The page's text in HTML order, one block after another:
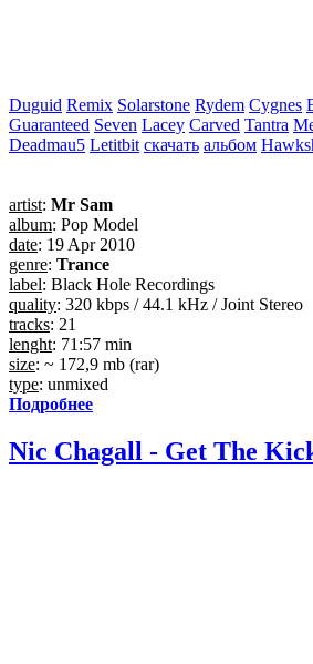
Duguid Remix Solarstone Rydem Cygnes
Guaranteed Seven Lacey Carved Tantra
Deadmau5 Letitbit скачать альбом
artist: Mr Sam
album: Pop Model
date: 19 Apr 2010
genre: Trance
label: Black Hole Recordings
quality: 320 kbps / 44.1 kHz / Joint Stereo
tracks: 21
lenght: 71:57 min
size: ~ 172,9 mb (rar)
type: unmixed
Подробнее
Nic Chagall - Get The